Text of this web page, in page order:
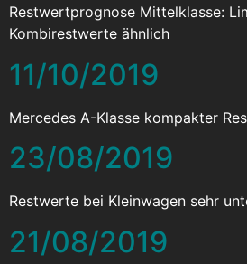
Restwertprognose Mittelklasse:
Kombirestwerte ähnlich
11/10/2019
Mercedes A-Klasse kompakter
23/08/2019
Restwerte bei Kleinwagen sehr
21/08/2019